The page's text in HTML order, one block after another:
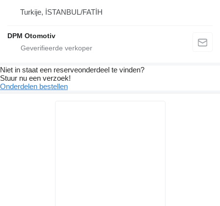
Turkije, İSTANBUL/FATİH
DPM Otomotiv
Niet in staat een reserveonderdeel te vinden?
Stuur nu een verzoek!
Onderdelen bestellen